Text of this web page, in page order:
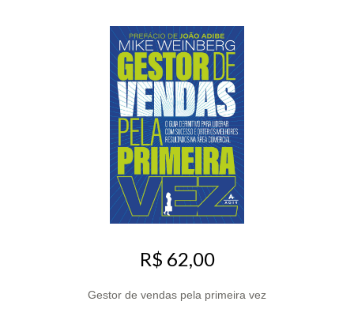
R$ 62,00
Gestor de vendas pela primeira vez